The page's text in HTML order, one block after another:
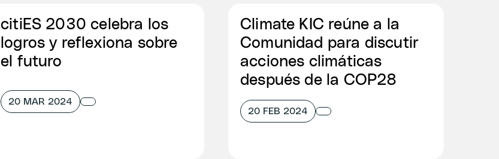
citiES 2030 celebra los
logros y reflexiona sobre
el futuro
20 MAR 2024
Climate KIC reúne a la
Comunidad para discutir
acciones climáticas
después de la COP28
20 FEB 2024